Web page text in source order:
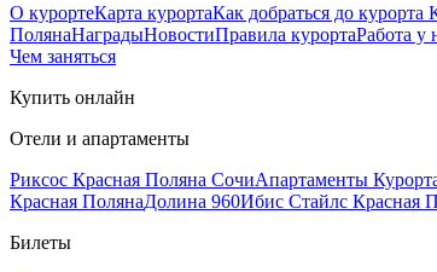
О курортеКарта курортаКак добраться до курорта
ПолянаНаградыНовостиПравила курортаРабота у
Чем заняться
Купить онлайн
Отели и апартаменты
Риксос Красная Поляна СочиАпартаменты
Красная ПолянаДолина 960Ибис Стайлс Красная
Билеты